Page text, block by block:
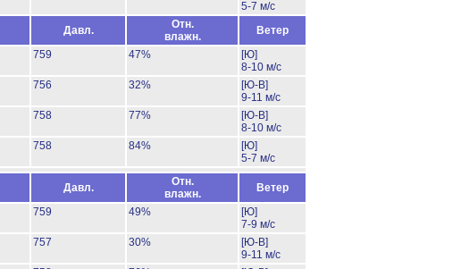
5-7 м/с
Давл.
Отн.
влажн.
Ветер
759 47%
[Ю]
8-10 м/с
756 32%
[Ю-В]
9-11 м/с
758 77%
[Ю-В]
8-10 м/с
758 84%
[Ю]
5-7 м/с
Давл.
Отн.
влажн.
Ветер
759 49%
[Ю]
7-9 м/с
757 30%
[Ю-В]
9-11 м/с